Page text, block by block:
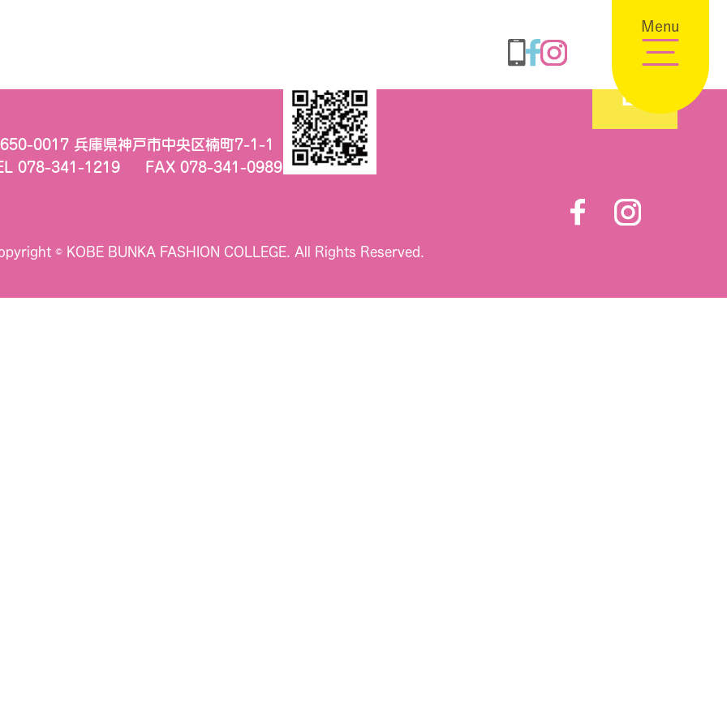
Menu
0017 兵庫県神戸市中央区楠町7-1-1
078-341-1219
FAX 078-341-0989
© KOBE BUNKA FASHION COLLEGE. All Rights Reserved.